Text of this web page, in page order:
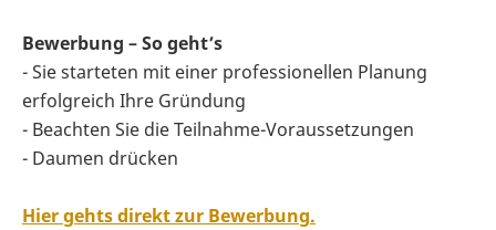
Bewerbung – So geht’s
- Sie starteten mit einer professionellen Planung
erfolgreich Ihre Gründung
- Beachten Sie die Teilnahme-Voraussetzungen
- Daumen drücken
Hier gehts direkt zur Bewerbung.